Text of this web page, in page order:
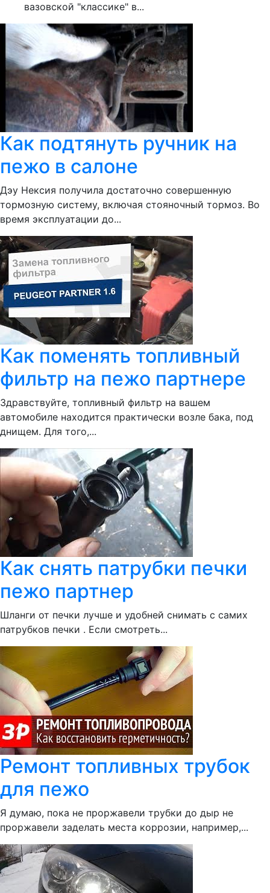
вазовской "классике" в...
Как подтянуть ручник на
пежо в салоне
Дэу Нексия получила достаточно совершенную
тормозную систему, включая стояночный тормоз. Во
время эксплуатации до...
Как поменять топливный
фильтр на пежо партнере
Здравствуйте, топливный фильтр на вашем
автомобиле находится практически возле бака, под
днищем. Для того,...
Как снять патрубки печки
пежо партнер
Шланги от печки лучше и удобней снимать с самих
патрубков печки . Если смотреть...
Ремонт топливных трубок
для пежо
Я думаю, пока не проржавели трубки до дыр не
проржавели заделать места коррозии, например,...